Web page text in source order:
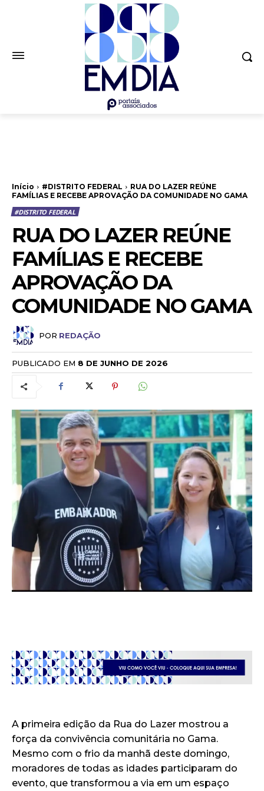
Início #DISTRITO FEDERAL
RUA DO LAZER REÚNE
FAMÍLIAS E RECEBE APROVAÇÃO DA COMUNIDADE NO GAMA
#DISTRITO FEDERAL
RUA DO LAZER REÚNE
FAMÍLIAS E RECEBE
APROVAÇÃO DA
COMUNIDADE NO GAMA
POR REDAÇÃO
PUBLICADO EM 8 DE JUNHO DE 2026
A primeira edição da Rua do Lazer mostrou a
força da convivência comunitária no Gama.
Mesmo com o frio da manhã deste domingo,
moradores de todas as idades participaram do
evento, que transformou a via em um espaço